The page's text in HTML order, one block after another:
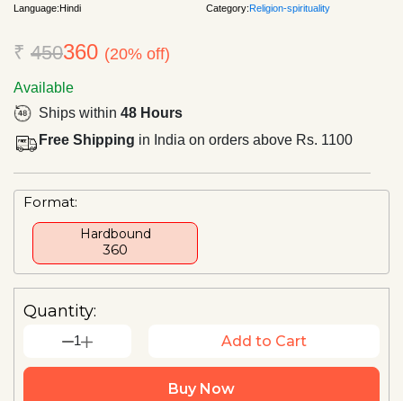
Language:Hindi Category:Religion-spirituality
₹ 450360 (20% off)
Available
Ships within 48 Hours
Free Shipping in India on orders above Rs. 1100
Format:
Hardbound
₹360
Quantity:
1 Add to Cart
Buy Now